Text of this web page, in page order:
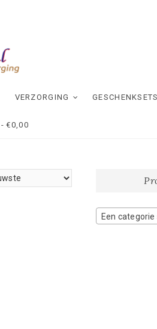
VERZORGING GESCHENKSETS
€0,00
Een